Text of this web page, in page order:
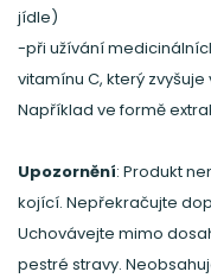
jídle)
-při užívání
vitamínu C, který
Například ve formě
Upozornění: Produkt
kojící. Nepřekračujte
Uchovávejte mimo
pestré stravy.